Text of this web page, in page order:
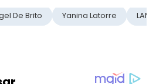
De Brito Yanina Latorre LAM